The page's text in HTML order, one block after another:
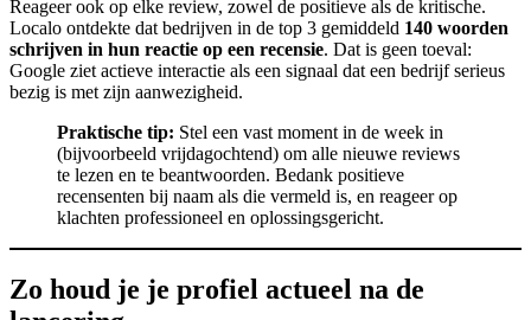
Reageer ook op elke review, zowel de positieve als de kritische.
Localo ontdekte dat bedrijven in de top 3 gemiddeld 140 woorden
schrijven in hun reactie op een recensie. Dat is geen toeval:
Google ziet actieve interactie als een signaal dat een bedrijf serieus
bezig is met zijn aanwezigheid.
Praktische tip: Stel een vast moment in de week in
(bijvoorbeeld vrijdagochtend) om alle nieuwe reviews
te lezen en te beantwoorden. Bedank positieve
recensenten bij naam als die vermeld is, en reageer op
klachten professioneel en oplossingsgericht.
Zo houd je je profiel actueel na de